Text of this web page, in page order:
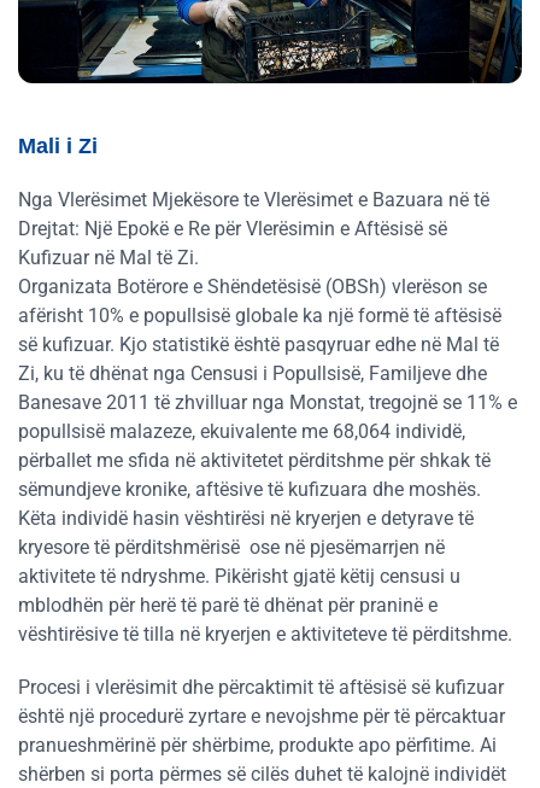
Mali i Zi
Nga Vlerësimet Mjekësore te Vlerësimet e Bazuara në të
Drejtat: Një Epokë e Re për Vlerësimin e Aftësisë së
Kufizuar në Mal të Zi.
Organizata Botërore e Shëndetësisë (OBSh) vlerëson se
afërisht 10% e popullsisë globale ka një formë të aftësisë
së kufizuar. Kjo statistikë është pasqyruar edhe në Mal të
Zi, ku të dhënat nga Censusi i Popullsisë, Familjeve dhe
Banesave 2011 të zhvilluar nga Monstat, tregojnë se 11% e
popullsisë malazeze, ekuivalente me 68,064 individë,
përballet me sfida në aktivitetet përditshme për shkak të
sëmundjeve kronike, aftësive të kufizuara dhe moshës.
Këta individë hasin vështirësi në kryerjen e detyrave të
kryesore të përditshmërisë ose në pjesëmarrjen në
aktivitete të ndryshme. Pikërisht gjatë këtij censusi u
mblodhën për herë të parë të dhënat për praninë e
vështirësive të tilla në kryerjen e aktiviteteve të përditshme.
Procesi i vlerësimit dhe përcaktimit të aftësisë së kufizuar
është një procedurë zyrtare e nevojshme për të përcaktuar
pranueshmërinë për shërbime, produkte apo përfitime. Ai
shërben si porta përmes së cilës duhet të kalojnë individët